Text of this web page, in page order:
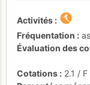
Activités
Fréquentation
Évaluation des
Cotations 2.1 / F